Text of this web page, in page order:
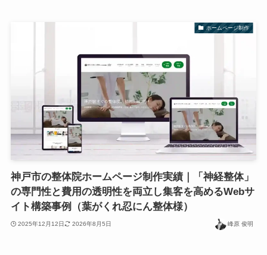
ホームページ制作
神戸市の整体院ホームページ制作実績｜「神経整体」
の専門性と費用の透明性を両立し集客を高めるWebサ
イト構築事例（葉がくれ忍にん整体様）
2025年12月12日 2026年8月5日 峰原 俊明